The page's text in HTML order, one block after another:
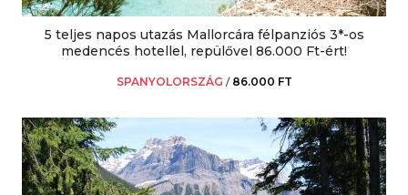
5 teljes napos utazás Mallorcára félpanziós 3*-os
medencés hotellel, repülővel 86.000 Ft-ért!
SPANYOLORSZÁG / 86.000 FT